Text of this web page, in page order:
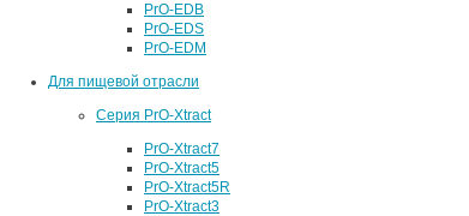
PrO-EDB
PrO-EDS
PrO-EDM
Для пищевой отрасли
Серия PrO-Xtract
PrO-Xtract7
PrO-Xtract5
PrO-Xtract5R
PrO-Xtract3